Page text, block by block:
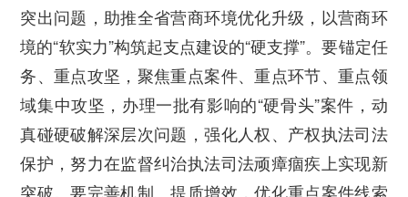
突出问题，助推全省营商环境优化升级，以营商环
境的“软实力”构筑起支点建设的“硬支撑”。要锚定任
务、重点攻坚，聚焦重点案件、重点环节、重点领
域集中攻坚，办理一批有影响的“硬骨头”案件，动
真碰硬破解深层次问题，强化人权、产权执法司法
保护，努力在监督纠治执法司法顽瘴痼疾上实现新
突破。要完善机制、提质增效，优化重点案件线索